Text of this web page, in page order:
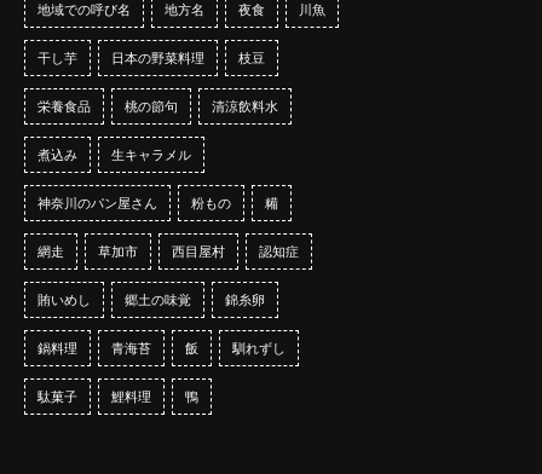
地域での呼び名 地方名 夜食 川魚
干し芋 日本の野菜料理 枝豆
栄養食品 桃の節句 清涼飲料水
煮込み 生キャラメル
神奈川のパン屋さん 粉もの 糒
網走 草加市 西目屋村 認知症
賄いめし 郷土の味覚 錦糸卵
鍋料理 青海苔 飯 馴れずし
駄菓子 鯉料理 鴨